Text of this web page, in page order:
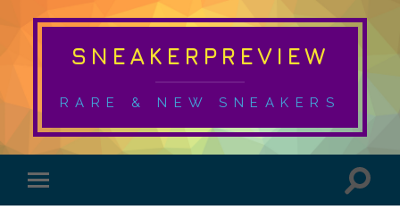
SNEAKERPREVIEW
RARE & NEW SNEAKERS